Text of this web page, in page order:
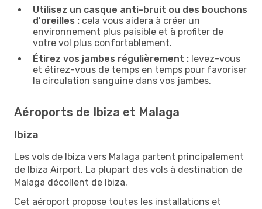
Utilisez un casque anti-bruit ou des bouchons
d'oreilles : cela vous aidera à créer un
environnement plus paisible et à profiter de
votre vol plus confortablement.
Étirez vos jambes régulièrement : levez-vous
et étirez-vous de temps en temps pour favoriser
la circulation sanguine dans vos jambes.
Aéroports de Ibiza et Malaga
Ibiza
Les vols de Ibiza vers Malaga partent principalement
de Ibiza Airport. La plupart des vols à destination de
Malaga décollent de Ibiza.
Cet aéroport propose toutes les installations et